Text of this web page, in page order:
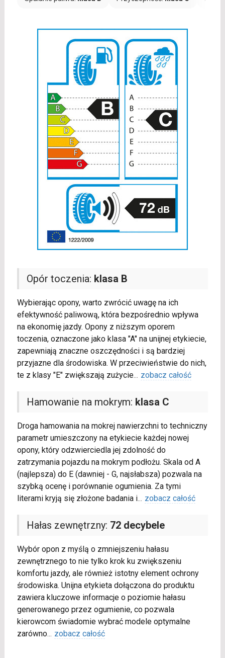
Opór toczenia: klasa B
Wybierając opony, warto zwrócić uwagę na ich
efektywność paliwową, która bezpośrednio wpływa
na ekonomię jazdy. Opony z niższym oporem
toczenia, oznaczone jako klasa "A" na unijnej etykiecie,
zapewniają znaczne oszczędności i są bardziej
przyjazne dla środowiska. W przeciwieństwie do nich,
te z klasy "E" zwiększają zużycie... zobacz całość
Hamowanie na mokrym: klasa C
Droga hamowania na mokrej nawierzchni to techniczny
parametr umieszczony na etykiecie każdej nowej
opony, który odzwierciedla jej zdolność do
zatrzymania pojazdu na mokrym podłożu. Skala od A
(najlepsza) do E (dawniej - G, najsłabsza) pozwala na
szybką ocenę i porównanie ogumienia. Za tymi
literami kryją się złożone badania i... zobacz całość
Hałas zewnętrzny: 72 decybele
Wybór opon z myślą o zmniejszeniu hałasu
zewnętrznego to nie tylko krok ku zwiększeniu
komfortu jazdy, ale również istotny element ochrony
środowiska. Unijna etykieta dołączona do produktu
zawiera kluczowe informacje o poziomie hałasu
generowanego przez ogumienie, co pozwala
kierowcom świadomie wybrać modele optymalne
zarówno... zobacz całość